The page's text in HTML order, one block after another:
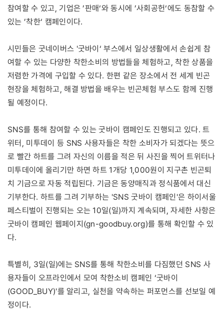
참여할 수 있고, 기업은 ’판매‘와 동시에 ’사회공헌‘에도 동참할 수
있는 ’착한‘ 캠페인이다.
시민들은 굿네이버스 '굿바이‘ 부스에서 일상생활에서 손쉽게 참
여할 수 있는 다양한 착한소비의 방법들을 체험하고, 착한 상품을
저렴한 가격에 구입할 수 있다. 한편 같은 장소에서 전 세계 빈곤
현장을 체험하고, 해결 방법을 배우는 빈곤체험 부스도 함께 진행
될 예정이다.
SNS를 통해 참여할 수 있는 굿바이 캠페인도 진행되고 있다. 트
위터, 미투데이 등 SNS 사용자들은 착한 소비자가 되겠다는 뜻으
로 빨간 하트를 그려 자신의 이름을 적은 뒤 사진을 찍어 트위터나
미투데이에 올리기만 하면 하트 1개당 1,000원이 지구촌 빈곤퇴
치 기금으로 자동 적립된다. 기금은 동양매직과 정식품에서 대신
기부한다. 하트를 그려 기부하는 'SNS 굿바이 캠페인'은 하이서울
페스티벌이 진행되는 오는 10일(일)까지 계속되며, 자세한 사항은
굿바이 캠페인 웹페이지(gn-goodbuy.org)를 통해 확인할 수 있
다.
특별히, 3일(일)에는 SNS를 통해 착한소비를 다짐했던 SNS 사
용자들이 오프라인에서 모여 착한소비 캠페인 ‘굿바이
(GOOD_BUY)'를 알리고, 실천을 약속하는 퍼포먼스를 선보일 예
정이다.